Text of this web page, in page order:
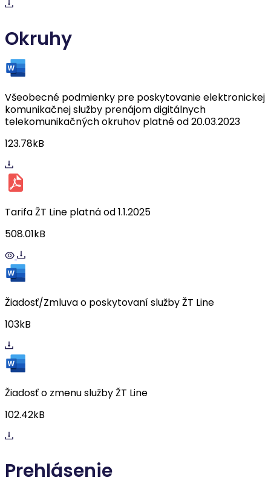
Okruhy
Všeobecné podmienky pre poskytovanie elektronickej
komunikačnej služby prenájom digitálnych
telekomunikačných okruhov platné od 20.03.2023
123.78kB
Tarifa ŽT Line platná od 1.1.2025
508.01kB
Žiadosť/Zmluva o poskytovaní služby ŽT Line
103kB
Žiadosť o zmenu služby ŽT Line
102.42kB
Prehlásenie